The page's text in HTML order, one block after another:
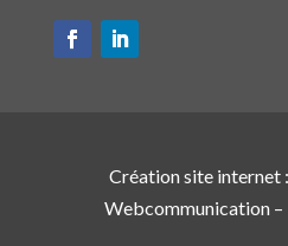
Création site internet :
Webcommunication –